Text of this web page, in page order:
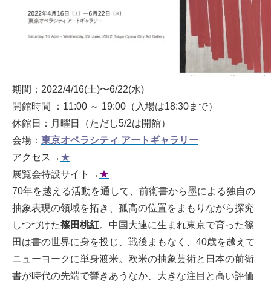
期間：2022/4/16(土)〜6/22(水)
開館時間 ：11:00 ～ 19:00（入場は18:30まで）
休館日：月曜日（ただし5/2は開館）
会場： 東京オペラシティ アートギャラリー
アクセス→ ★
展覧会特設サイト→ ★
70年を越える活動を通して、前衛書から墨による独自の
抽象表現の領域を拓き、孤高の位置をまもりながら探究
しつづけた篠田桃紅。中国大連に生まれ東京で育った篠
田は書の世界に身を投じ、戦後まもなく、40歳を越えて
ニューヨークに単身渡米。欧米の抽象芸術と日本の前衛
書が時代の先端で響きあうなか、大きな注目と高い評価